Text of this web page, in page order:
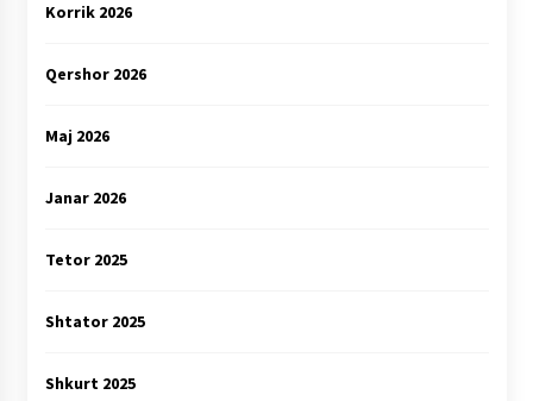
Korrik 2026
Qershor 2026
Maj 2026
Janar 2026
Tetor 2025
Shtator 2025
Shkurt 2025